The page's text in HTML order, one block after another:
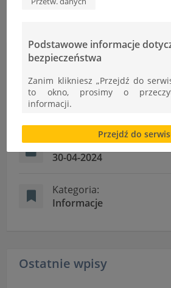
Informacje
Autor:
W.Krawiec
Dodano:
30-04-2024
Kategoria:
Informacje
Ostatnie wpisy
Podstawowe informacje
bezpieczeństwa
Zanim klikniesz „Przejdź do
to okno, prosimy o
informacji.
Brak zgody bądź ograniczenie
cookies lub local storage,
uniemożliwić korzystanie z
czas w sekcji
"Nasza szkoła" >
Przejdź do